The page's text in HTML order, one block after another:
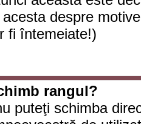
despre
fi întemeiate!)
rangul?
puteţi schimba